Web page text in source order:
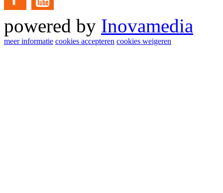
powered by Inovamedia
meer informatie cookies accepteren cookies weigeren